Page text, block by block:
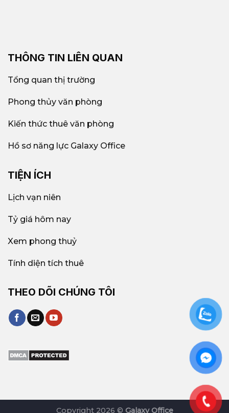
THÔNG TIN LIÊN QUAN
Tổng quan thị trường
Phong thủy văn phòng
Kiến thức thuê văn phòng
Hồ sơ năng lực Galaxy Office
TIỆN ÍCH
Lịch vạn niên
Tỷ giá hôm nay
Xem phong thuỷ
Tính diện tích thuê
THEO DÕI CHÚNG TÔI
Copyright 2026 © Galaxy Office